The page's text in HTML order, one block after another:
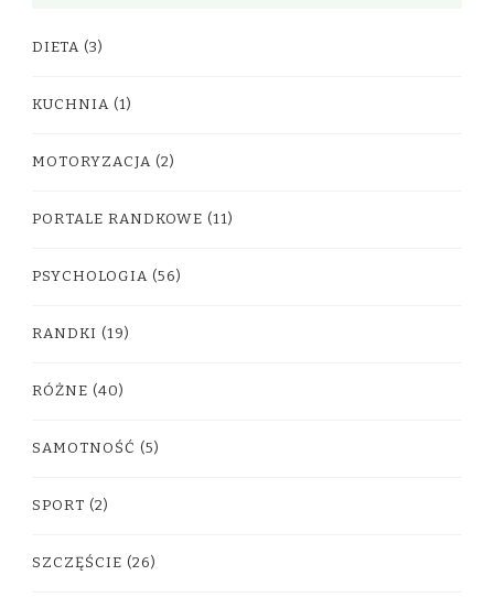
DIETA (3)
KUCHNIA (1)
MOTORYZACJA (2)
PORTALE RANDKOWE (11)
PSYCHOLOGIA (56)
RANDKI (19)
RÓŻNE (40)
SAMOTNOŚĆ (5)
SPORT (2)
SZCZĘŚCIE (26)